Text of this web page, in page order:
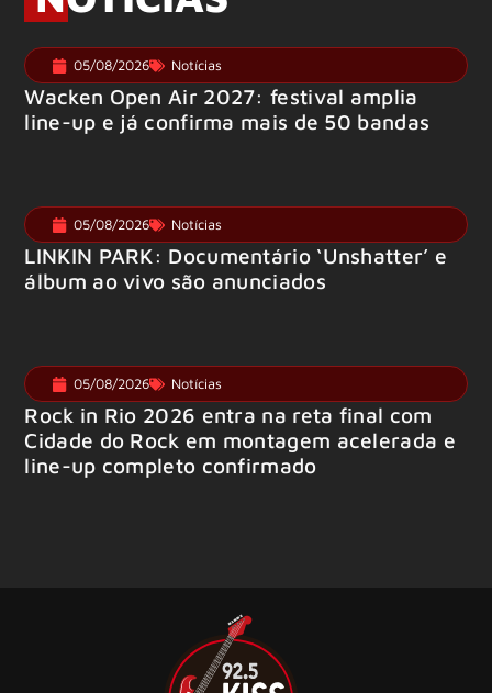
05/08/2026 Notícias
Wacken Open Air 2027: festival amplia
line-up e já confirma mais de 50 bandas
05/08/2026 Notícias
LINKIN PARK: Documentário ‘Unshatter’ e
álbum ao vivo são anunciados
05/08/2026 Notícias
Rock in Rio 2026 entra na reta final com
Cidade do Rock em montagem acelerada e
line-up completo confirmado